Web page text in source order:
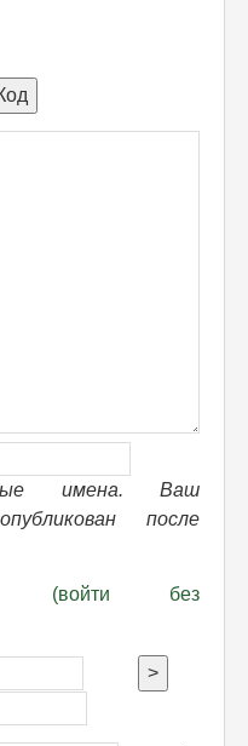
имена. Ваш
после
(войти без
>